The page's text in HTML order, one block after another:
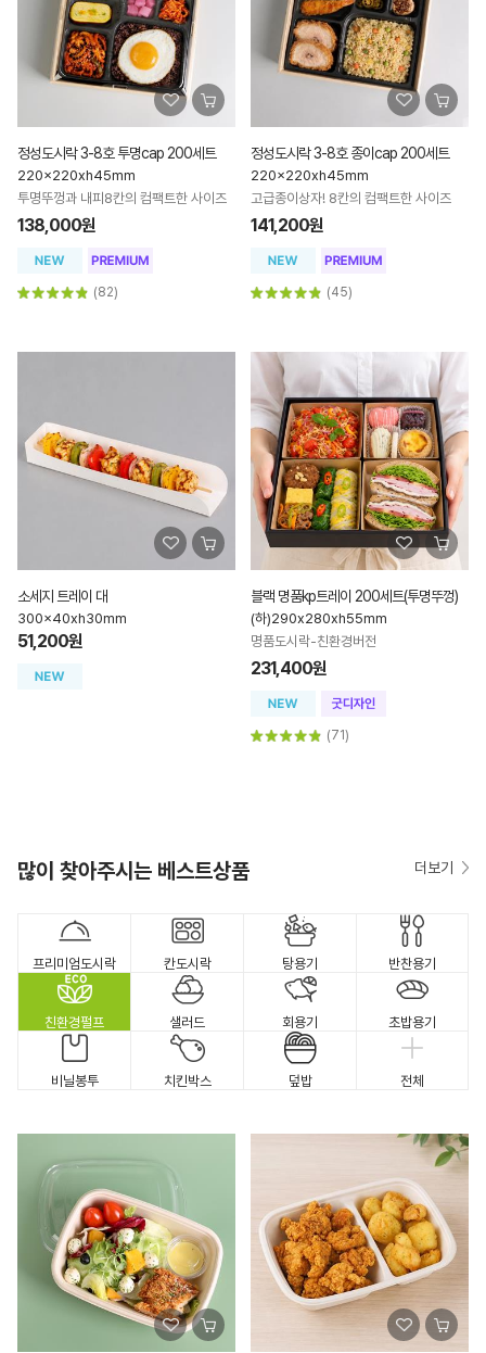
정성도시락 3-8호 투명cap 200세트
220x220xh45mm
투명뚜껑과 내피8칸의 컴팩트한 사이즈
138,000원
(82)
정성도시락 3-8호 종이cap 200세트
220x220xh45mm
고급종이상자! 8칸의 컴팩트한 사이즈
141,200원
(45)
소세지 트레이 대
300x40xh30mm
51,200원
블랙 명품kp트레이 200세트(투명뚜껑)
(하)290x280xh55mm
명품도시락-친환경버전
231,400원
(71)
많이 찾아주시는 베스트상품 더보기
프리미엄도시락 칸도시락 탕용기 반찬용기
친환경펄프 샐러드 회용기 초밥용기
비닐봉투 치킨박스 덮밥 전체